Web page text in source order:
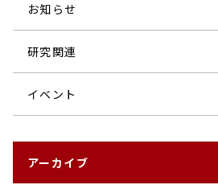
お知らせ
研究関連
イベント
アーカイブ